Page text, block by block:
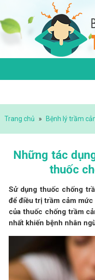
Trang chủ » Bệnh lý trầm
Những tác
thuốc
Sử dụng thuốc chống
để điều trị trầm cảm
của thuốc chống trầm
nhất khiến bệnh nhân